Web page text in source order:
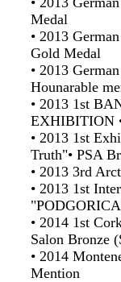
Medal
• 2013
Gold Medal
• 2013
Hounarable
• 2013 1st
EXHIBITION
• 2013 1st
Truth"• PSA
• 2013 3rd
• 2013 1st
• 2014 1st
Salon Bronze
• 2014
Mention